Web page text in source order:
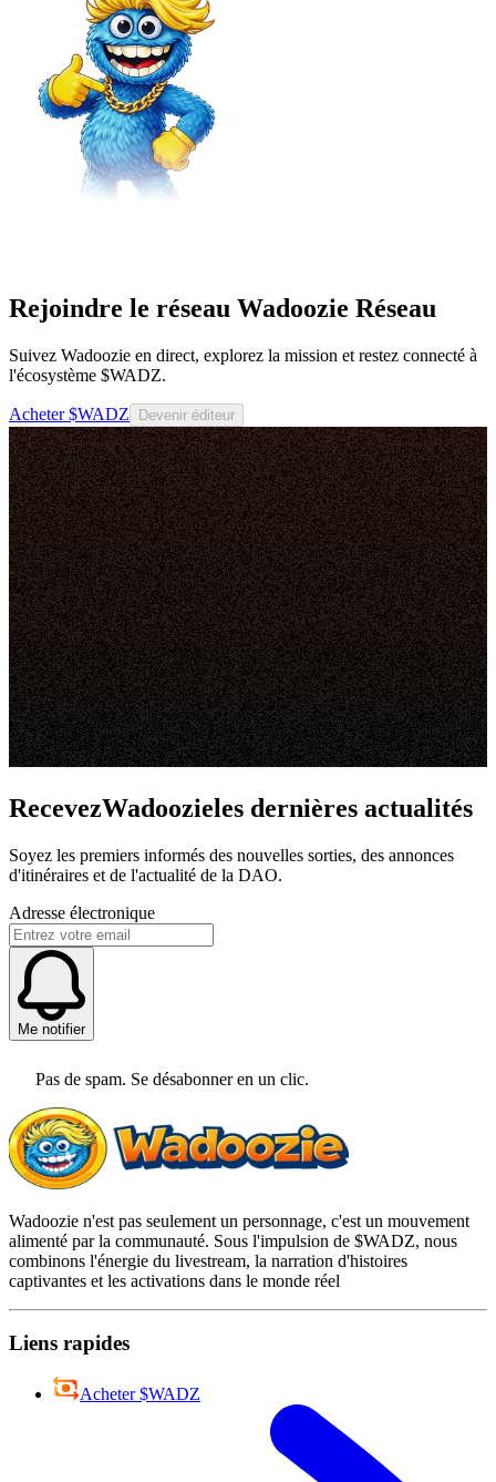
Rejoindre le réseau Wadoozie Réseau
Suivez Wadoozie en direct, explorez la mission et restez connecté à
l'écosystème $WADZ.
Acheter $WADZ Devenir éditeur
RecevezWadoozieles dernières actualités
Soyez les premiers informés des nouvelles sorties, des annonces
d'itinéraires et de l'actualité de la DAO.
Adresse électronique
Me notifier
Pas de spam. Se désabonner en un clic.
Wadoozie n'est pas seulement un personnage, c'est un mouvement
alimenté par la communauté. Sous l'impulsion de $WADZ, nous
combinons l'énergie du livestream, la narration d'histoires
captivantes et les activations dans le monde réel
Liens rapides
Acheter $WADZ